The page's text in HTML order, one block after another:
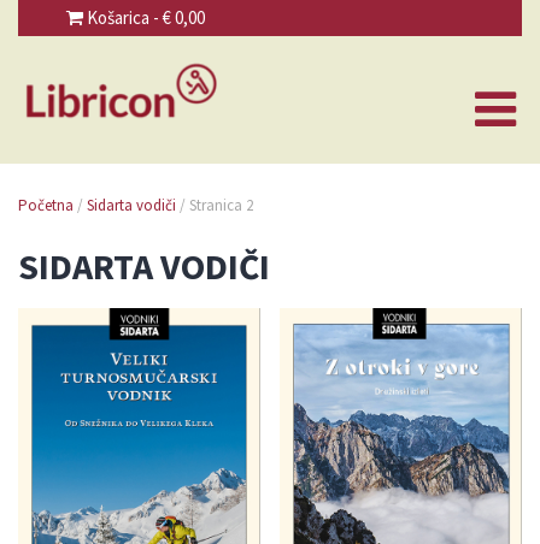
Košarica - €0,00
Početna / Sidarta vodiči / Stranica 2
SIDARTA VODIČI